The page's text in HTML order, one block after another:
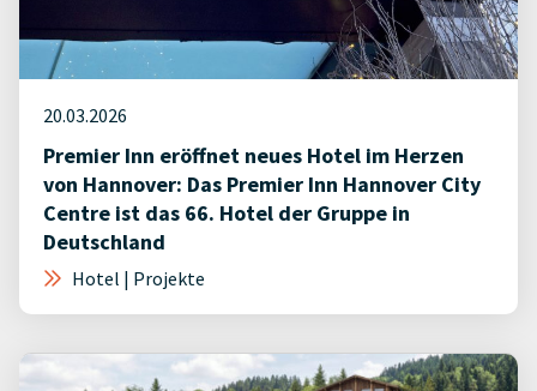
20.03.2026
Premier Inn eröffnet neues Hotel im Herzen
von Hannover: Das Premier Inn Hannover City
Centre ist das 66. Hotel der Gruppe in
Deutschland
Hotel | Projekte